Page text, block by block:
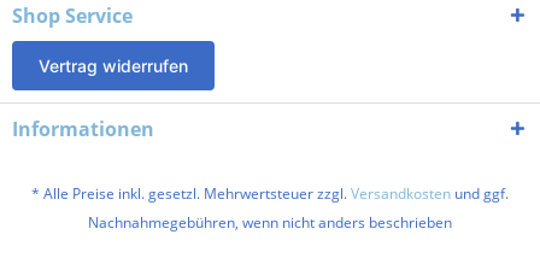
Shop Service
Vertrag widerrufen
Informationen
* Alle Preise inkl. gesetzl. Mehrwertsteuer zzgl.Versandkosten und ggf.
Nachnahmegebühren, wenn nicht anders beschrieben